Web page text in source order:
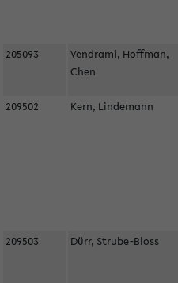
205093
Vendrami, Hoffman,
Chen
209502 Kern, Lindemann
209503 Dürr, Strube-Bloss